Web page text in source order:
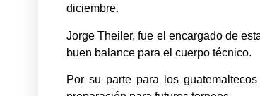
diciembre.
Jorge Theiler, fue el encargado de
buen balance para el cuerpo técnico.
Por su parte para los